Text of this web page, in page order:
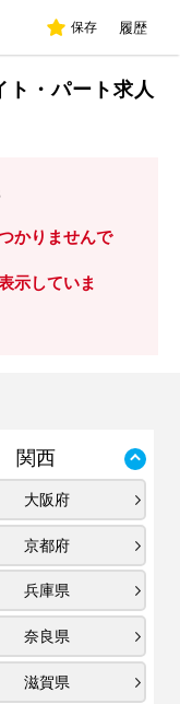
保存 履歴
ト・パート求人
かりませんで
示していま
関西
大阪府
京都府
兵庫県
奈良県
滋賀県